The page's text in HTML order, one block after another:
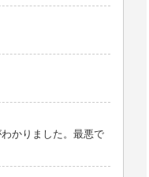
ロクにしました
すね
。
いと思う
かりました。最悪で